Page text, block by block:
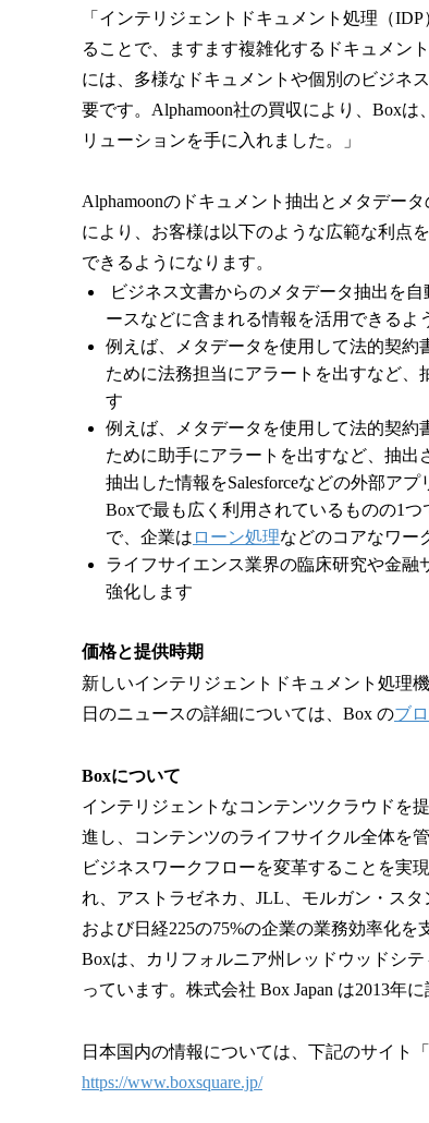
「インテリジェントドキュメント処理（
ることで、ますます複雑化するドキュメン
には、多様なドキュメントや個別のビジネ
要です。Alphamoon社の買収により、Box
リューションを手に入れました。」
Alphamoonのドキュメント抽出とメタデー
により、お客様は以下のような広範な利点
できるようになります。
ビジネス文書からのメタデータ抽出を
ースなどに含まれる情報を活用できるよ
例えば、メタデータを使用して法的契約
ために法務担当にアラートを出すなど、
す
例えば、メタデータを使用して法的契約
ために助手にアラートを出すなど、抽
抽出した情報をSalesforceなどの外部ア
Boxで最も広く利用されているものの1
で、企業は ローン処理などのコアなワー
ライフサイエンス業界の臨床研究や金
強化します
価格と提供時期
新しいインテリジェントドキュメント処理
日のニュースの詳細については、Box のブ
Boxについて
インテリジェントなコンテンツクラウドを
進し、コンテンツのライフサイクル全体を
ビジネスワークフローを変革することを実
れ、アストラゼネカ、JLL、モルガン・ス
および日経225の75%の企業の業務効率化を
Boxは、カリフォルニア州レッドウッドシ
っています。株式会社 Box Japan は2013年
日本国内の情報については、下記のサイト
https://www.boxsquare.jp/